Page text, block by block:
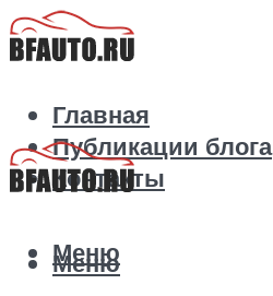
Главная
Публикации блога
Контакты
Меню
Меню